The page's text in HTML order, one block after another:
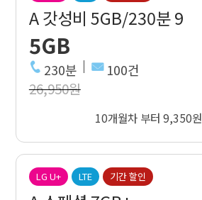
A 갓성비 5GB/230분 9
5GB
230분 100건
26,950원
10개월차 부터 9,350원
LG U+ LTE 기간 할인